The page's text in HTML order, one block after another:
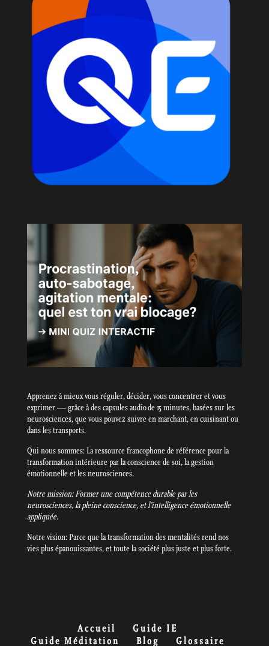
Apprenez à mieux vous réguler, décider, vous concentrer et vous
exprimer — grâce à des capsules audio de 15 minutes, basées sur les
neurosciences, que vous pouvez suivre en marchant, en cuisinant ou
dans les transports.
Qui nous sommes: La ressource francophone de référence pour la
transformation intérieure par la conscience de soi, la gestion
émotionnelle et les neurosciences.
Notre mission: Former une compétence durable par les
neurosciences, la pleine conscience, et l’intelligence émotionnelle
appliquée.
Notre vision: Parce que la transformation des mentalités rend nos
vies plus épanouissantes, et toute la société plus juste et plus forte.
Accueil
Guide IE
Guide Méditation
Blog Glossaire